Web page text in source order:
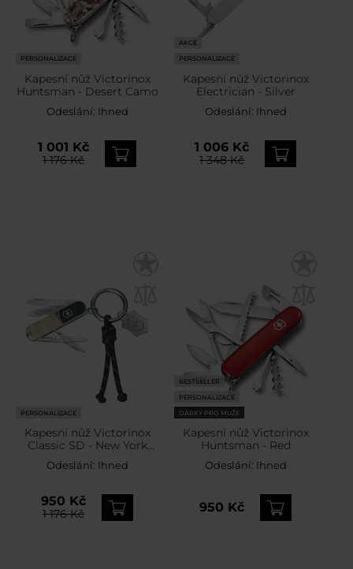
PERSONALIZACE
Kapesní nůž Victorinox
Huntsman - Desert Camo
Odeslání: Ihned
1 001 Kč
1 176 Kč
AKCE
PERSONALIZACE
Kapesní nůž Victorinox
Electrician - Silver
Odeslání: Ihned
1 006 Kč
1 348 Kč
PERSONALIZACE
Kapesní nůž Victorinox
Classic SD - New York
Style
Odeslání: Ihned
950 Kč
1 176 Kč
BESTSELLER
PERSONALIZACE
DÁRKY PRO MUŽE
Kapesní nůž Victorinox
Huntsman - Red
Odeslání: Ihned
950 Kč